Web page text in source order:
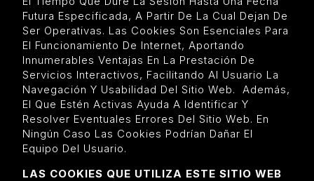
Futura Especificada, A Partir De La Cual Dejan De
Ser Operativas. Las Cookies Son Esenciales Para
El Funcionamiento De Internet, Aportando
Innumerables Ventajas En La Prestación De
Servicios Interactivos, Facilitando Al Usuario La
Navegación Y Usabilidad Del Sitio Web. Además,
El Que Estén Activas Ayuda A Identificar Y
Resolver Eventuales Errores Del Sitio Web. En
Ningún Caso Las Cookies Podrían Dañar El
Equipo Del Usuario.
LAS COOKIES QUE UTILIZA ESTE SITIO WEB